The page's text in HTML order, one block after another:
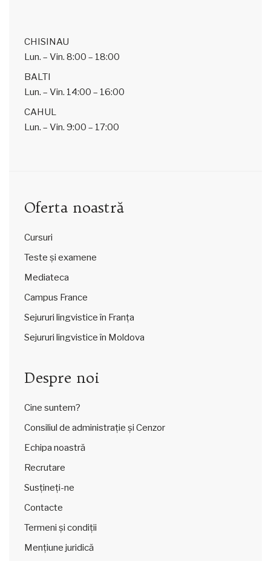
CHISINAU
Lun. – Vin. 8:00 – 18:00
BALTI
Lun. – Vin. 14:00 – 16:00
CAHUL
Lun. – Vin. 9:00 – 17:00
Oferta noastră
Cursuri
Teste și examene
Mediateca
Campus France
Sejururi lingvistice în Franța
Sejururi lingvistice în Moldova
Despre noi
Cine suntem?
Consiliul de administrație și Cenzor
Echipa noastră
Recrutare
Susțineți-ne
Contacte
Termeni și condiții
Mențiune juridică